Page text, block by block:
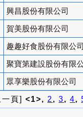
興昌股份有限公司
賀美股份有限公司
趣趣好食股份有限公司
聚寶第建設股份有限
眾享樂股份有限公司
頁] <1>, 2, 3, 4,